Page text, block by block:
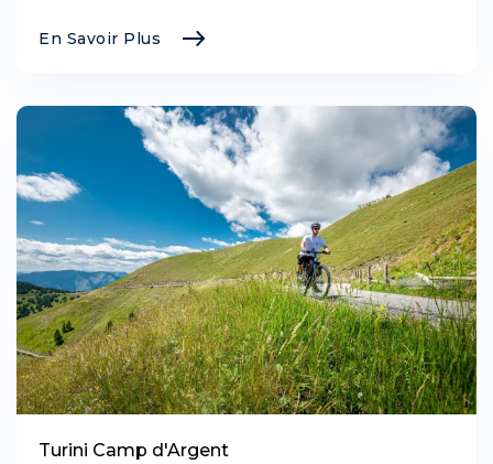
En Savoir Plus
Turini Camp d'Argent